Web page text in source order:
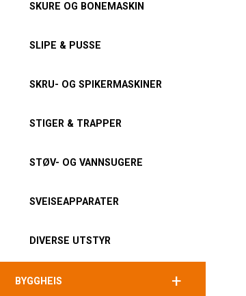
SKURE OG BONEMASKIN
SLIPE & PUSSE
SKRU- OG SPIKERMASKINER
STIGER & TRAPPER
STØV- OG VANNSUGERE
SVEISEAPPARATER
DIVERSE UTSTYR
BYGGHEIS +